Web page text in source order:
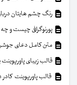
رنگ چشم هایتان
پورنوگرافی چیست و چه
متن کامل دعای جوشن
قالب زیبای پاورپوینت
قالب پاورپوینت کادر